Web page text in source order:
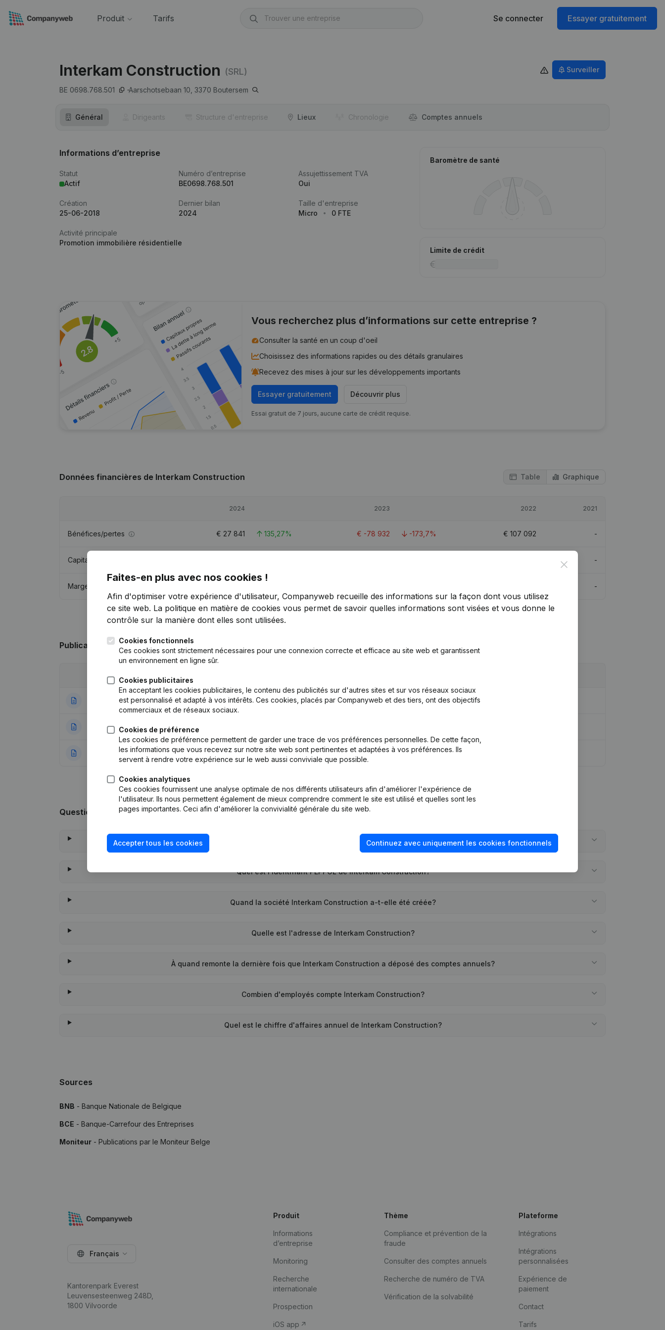
Produit Tarifs Se connecter Essayer gratuitement
Interkam Construction (SRL)
BE 0698.768.501 Aarschotsebaan 10, 3370 Boutersem
Surveiller
Général Dirigeants Structure d'entreprise Lieux Chronologie Comptes annuels
Informations d’entreprise
Statut
Actif
Numéro d’entreprise
BE0698.768.501
Assujettissement TVA
Oui
Création
25-06-2018
Dernier bilan
2024
Taille d'entreprise
Micro
0 FTE
Activité principale
Promotion immobilière résidentielle
Baromètre de santé
Limite de crédit
Vous recherchez plus d’informations sur cette entreprise ?
Consulter la santé en un coup d'oeil
Choisissez des informations rapides ou des détails granulaires
Recevez des mises à jour sur les développements importants
Essayer gratuitement Découvrir plus
Essai gratuit de 7 jours, aucune carte de crédit requise.
Données financières de Interkam Construction Table Graphique
2024 2023 2022 2021
Bénéfices/pertes € 27 841 135,27% € -78 932 -173,7% € 107 092 -
Capitaux propres -
Marge brute -
Publicationsde Interkam Construction
Publication
13-04-2026 Siège Social (NL)
24-04-2024 Statuts (Traduction, Coordination, Autres Modifications, …) - Modification Forme Juridique - Demissions - Nominations
27-06-2018 Rubrique Constitution (Nouvelle Personne Morale, Ouverture Succursale, etc...)(NL)
Questions fréquemment posées
Quel est le numéro de TVA de Interkam Construction?
Quel est l'identifiant PEPPOL de Interkam Construction?
Quand la société Interkam Construction a-t-elle été créée?
Quelle est l'adresse de Interkam Construction?
À quand remonte la dernière fois que Interkam Construction a déposé des comptes annuels?
Combien d'employés compte Interkam Construction?
Quel est le chiffre d'affaires annuel de Interkam Construction?
Sources
BNB - Banque Nationale de Belgique
BCE - Banque-Carrefour des Entreprises
Moniteur - Publications par le Moniteur Belge
Close
Faites-en plus avec nos cookies !
Afin d'optimiser votre expérience d'utilisateur, Companyweb recueille des informations sur la façon dont vous utilisez
ce site web. La politique en matière de cookies vous permet de savoir quelles informations sont visées et vous donne le
contrôle sur la manière dont elles sont utilisées.
Cookies fonctionnels
Ces cookies sont strictement nécessaires pour une connexion correcte et efficace au site web et garantissent
un environnement en ligne sûr.
Cookies publicitaires
En acceptant les cookies publicitaires, le contenu des publicités sur d'autres sites et sur vos réseaux sociaux
est personnalisé et adapté à vos intérêts. Ces cookies, placés par Companyweb et des tiers, ont des objectifs
commerciaux et de réseaux sociaux.
Cookies de préférence
Les cookies de préférence permettent de garder une trace de vos préférences personnelles. De cette façon,
les informations que vous recevez sur notre site web sont pertinentes et adaptées à vos préférences. Ils
servent à rendre votre expérience sur le web aussi conviviale que possible.
Cookies analytiques
Ces cookies fournissent une analyse optimale de nos différents utilisateurs afin d'améliorer l'expérience de
l'utilisateur. Ils nous permettent également de mieux comprendre comment le site est utilisé et quelles sont les
pages importantes. Ceci afin d'améliorer la convivialité générale du site web.
Accepter tous les cookies Continuez avec uniquement les cookies fonctionnels
Français
Kantorenpark Everest
Leuvensesteenweg 248D,
1800 Vilvoorde
Produit
Informations
d’entreprise
Monitoring
Recherche
internationale
Prospection
iOS app
Thème
Compliance et prévention de la
fraude
Consulter des comptes annuels
Recherche de numéro de TVA
Vérification de la solvabilité
Plateforme
Intégrations
Intégrations
personnalisées
Expérience de
paiement
Contact
Tarifs